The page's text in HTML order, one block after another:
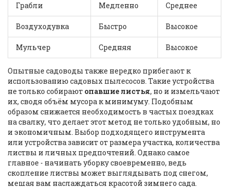
Грабли Медленно Среднее
Воздуходувка Быстро Высокое
Мульчер Средняя Высокое
Опытные садоводы также нередко прибегают к
использованию садовых пылесосов. Такие устройства
не только собирают опавшие листья, но и измельчают
их, сводя объём мусора к минимуму. Подобным
образом снижается необходимость в частых поездках
на свалку, что делает этот метод не только удобным, но
и экономичным. Выбор подходящего инструмента
или устройства зависит от размера участка, количества
листвы и личных предпочтений. Однако самое
главное - начинать уборку своевременно, ведь
скопление листвы может выглядывать под снегом,
мешая вам наслаждаться красотой зимнего сада.